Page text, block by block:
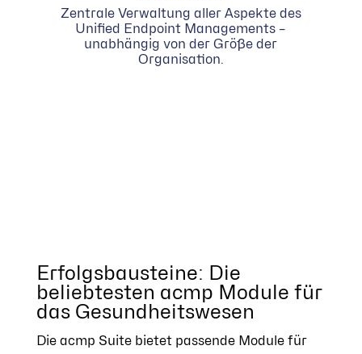
Zentrale Verwaltung aller Aspekte des
Unified Endpoint Managements –
unabhängig von der Größe der
Organisation.
Erfolgsbausteine: Die
beliebtesten acmp Module für
das Gesundheitswesen
Die acmp Suite bietet passende Module für